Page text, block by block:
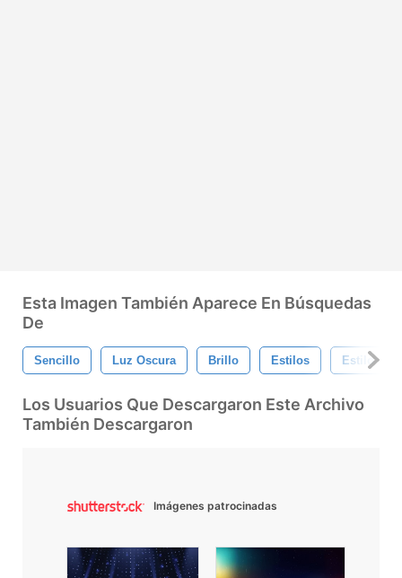
Esta Imagen También Aparece En Búsquedas
De
Sencillo Luz Oscura Brillo Estilos Estilo
Los Usuarios Que Descargaron Este Archivo
También Descargaron
Imágenes patrocinadas